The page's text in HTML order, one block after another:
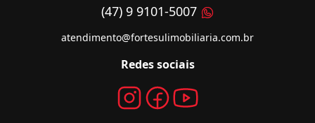
(47) 9 9101-5007
atendimento@fortesulimobiliaria.com.br
Redes sociais